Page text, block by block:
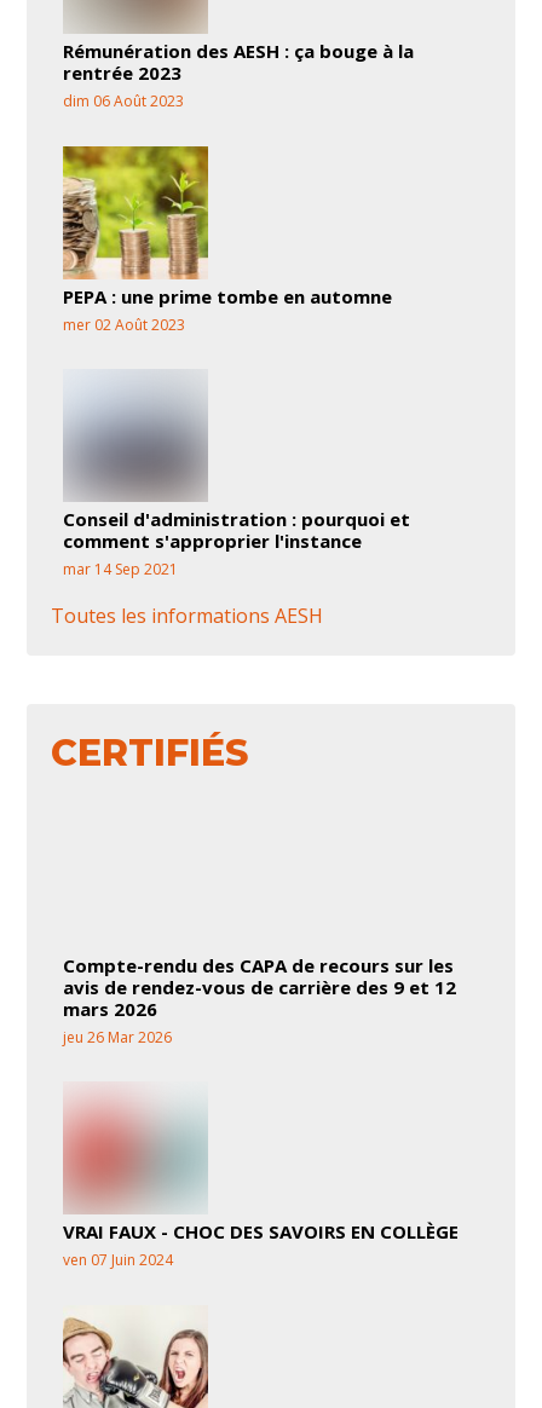
Rémunération des AESH : ça bouge à la
rentrée 2023
dim 06 Août 2023
PEPA : une prime tombe en automne
mer 02 Août 2023
Conseil d'administration : pourquoi et
comment s'approprier l'instance
mar 14 Sep 2021
Toutes les informations AESH
CERTIFIÉS
Compte-rendu des CAPA de recours sur les
avis de rendez-vous de carrière des 9 et 12
mars 2026
jeu 26 Mar 2026
VRAI FAUX - CHOC DES SAVOIRS EN COLLÈGE
ven 07 Juin 2024